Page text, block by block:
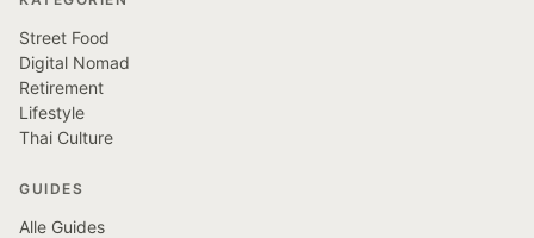
Street Food
Digital Nomad
Retirement
Lifestyle
Thai Culture
GUIDES
Alle Guides